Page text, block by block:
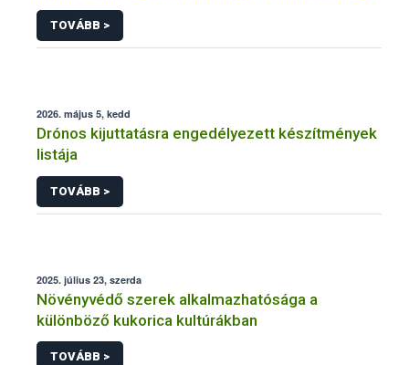
engedélyezésére, továbbá a meglévő engedély
meghosszabbítására vagy módosítására irányuló
eljárásba
TOVÁBB >
2026. május 5, kedd
Drónos kijuttatásra engedélyezett készítmények
listája
TOVÁBB >
2025. július 23, szerda
Növényvédő szerek alkalmazhatósága a
különböző kukorica kultúrákban
TOVÁBB >